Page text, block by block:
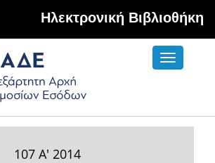
Hλεκτρονική Βιβλιοθήκη
Toggle
107 Α' 2014